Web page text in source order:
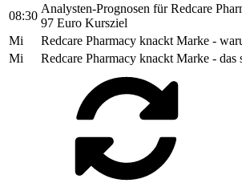
08:30
Analysten-Prognosen für Redcare
97 Euro Kursziel
Mi
Redcare Pharmacy knackt Marke -
Mi
Redcare Pharmacy knackt Marke - das